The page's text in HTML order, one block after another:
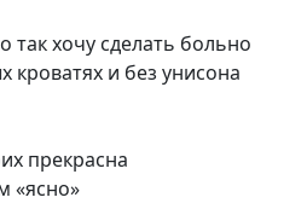
так хочу сделать больно
и без унисона
прекрасна
«ясно»